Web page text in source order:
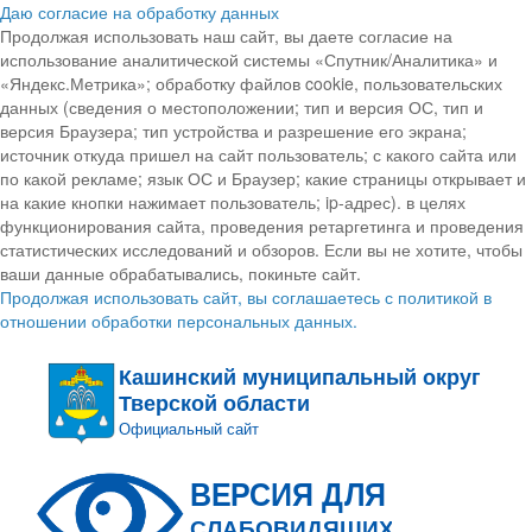
Даю согласие на обработку данных
Продолжая использовать наш сайт, вы даете согласие на
использование аналитической системы «Спутник/Аналитика» и
«Яндекс.Метрика»; обработку файлов cookie, пользовательских
данных (сведения о местоположении; тип и версия ОС, тип и
версия Браузера; тип устройства и разрешение его экрана;
источник откуда пришел на сайт пользователь; с какого сайта или
по какой рекламе; язык ОС и Браузер; какие страницы открывает и
на какие кнопки нажимает пользователь; ip-адрес). в целях
функционирования сайта, проведения ретаргетинга и проведения
статистических исследований и обзоров. Если вы не хотите, чтобы
ваши данные обрабатывались, покиньте сайт.
Продолжая использовать сайт, вы соглашаетесь с политикой в
отношении обработки персональных данных.